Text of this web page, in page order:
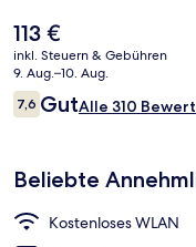
Der
aktuelle
Preis
beträgt
113 €.
113 €
inkl. Steuern & Gebühren
9. Aug.–10. Aug.
Bewertungen
7,67,6 von 10.
GutAlle 310
Beliebte
Kostenloses WLAN